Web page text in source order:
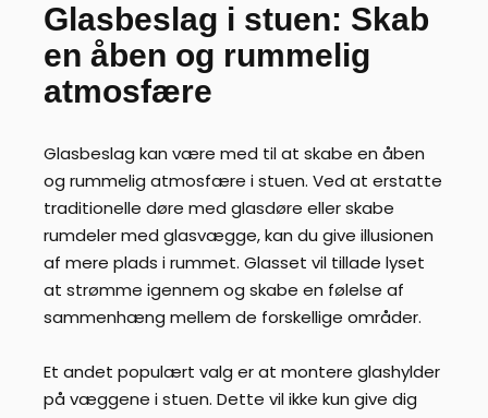
Glasbeslag i stuen: Skab
en åben og rummelig
atmosfære
Glasbeslag kan være med til at skabe en åben
og rummelig atmosfære i stuen. Ved at erstatte
traditionelle døre med glasdøre eller skabe
rumdeler med glasvægge, kan du give illusionen
af mere plads i rummet. Glasset vil tillade lyset
at strømme igennem og skabe en følelse af
sammenhæng mellem de forskellige områder.
Et andet populært valg er at montere glashylder
på væggene i stuen. Dette vil ikke kun give dig